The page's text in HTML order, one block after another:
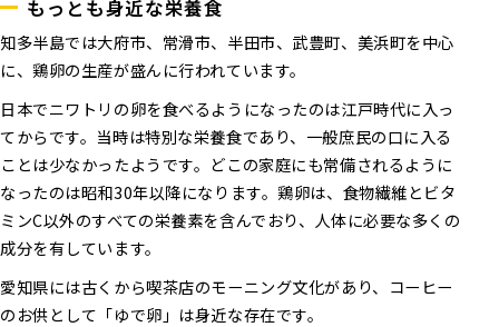
もっとも身近な栄養食
知多半島では大府市、常滑市、半田市、武豊町、美浜町を中心
に、鶏卵の生産が盛んに行われています。
日本でニワトリの卵を食べるようになったのは江戸時代に入っ
てからです。当時は特別な栄養食であり、一般庶民の口に入る
ことは少なかったようです。どこの家庭にも常備されるように
なったのは昭和30年以降になります。鶏卵は、食物繊維とビタ
ミンC以外のすべての栄養素を含んでおり、人体に必要な多くの
成分を有しています。
愛知県には古くから喫茶店のモーニング文化があり、コーヒー
のお供として「ゆで卵」は身近な存在です。